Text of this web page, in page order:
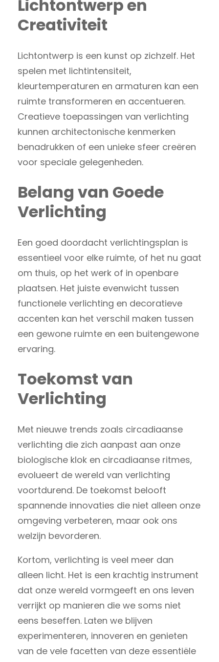
Lichtontwerp en
Creativiteit
Lichtontwerp is een kunst op zichzelf. Het
spelen met lichtintensiteit,
kleurtemperaturen en armaturen kan een
ruimte transformeren en accentueren.
Creatieve toepassingen van verlichting
kunnen architectonische kenmerken
benadrukken of een unieke sfeer creëren
voor speciale gelegenheden.
Belang van Goede
Verlichting
Een goed doordacht verlichtingsplan is
essentieel voor elke ruimte, of het nu gaat
om thuis, op het werk of in openbare
plaatsen. Het juiste evenwicht tussen
functionele verlichting en decoratieve
accenten kan het verschil maken tussen
een gewone ruimte en een buitengewone
ervaring.
Toekomst van
Verlichting
Met nieuwe trends zoals circadiaanse
verlichting die zich aanpast aan onze
biologische klok en circadiaanse ritmes,
evolueert de wereld van verlichting
voortdurend. De toekomst belooft
spannende innovaties die niet alleen onze
omgeving verbeteren, maar ook ons
welzijn bevorderen.
Kortom, verlichting is veel meer dan
alleen licht. Het is een krachtig instrument
dat onze wereld vormgeeft en ons leven
verrijkt op manieren die we soms niet
eens beseffen. Laten we blijven
experimenteren, innoveren en genieten
van de vele facetten van deze essentiële